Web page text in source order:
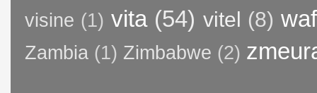
visine (1) vita (54) vitel (8)
Zambia (1) Zimbabwe (2)